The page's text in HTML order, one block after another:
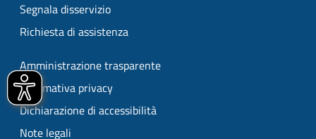
Segnala disservizio
Richiesta di assistenza
Amministrazione trasparente
Informativa privacy
Dichiarazione di accessibilità
Note legali